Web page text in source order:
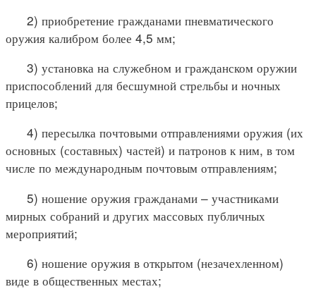
2) приобретение гражданами пневматического
оружия калибром более 4,5 мм;
3) установка на служебном и гражданском оружии
приспособлений для бесшумной стрельбы и ночных
прицелов;
4) пересылка почтовыми отправлениями оружия (их
основных (составных) частей) и патронов к ним, в том
числе по международным почтовым отправлениям;
5) ношение оружия гражданами – участниками
мирных собраний и других массовых публичных
мероприятий;
6) ношение оружия в открытом (незачехленном)
виде в общественных местах;